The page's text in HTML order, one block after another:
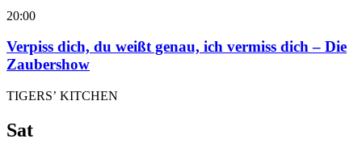
20:00
Verpiss dich, du weißt genau, ich vermiss dich – Die
Zaubershow
TIGERS’ KITCHEN
Sat